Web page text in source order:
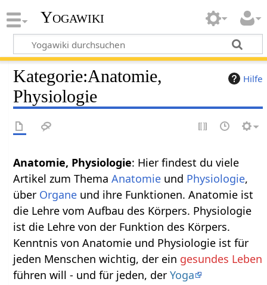
Yogawiki
Hilfe
Kategorie:Anatomie,
Physiologie
Anatomie, Physiologie: Hier findest du viele
Artikel zum ThemaAnatomie und Physiologie,
über Organe und ihre Funktionen. Anatomie ist
die Lehre vom Aufbau des Körpers. Physiologie
ist die Lehre von der Funktion des Körpers.
Kenntnis von Anatomie und Physiologie ist für
jeden Menschen wichtig, der ein gesundes Leben
führen will - und für jeden, derYoga